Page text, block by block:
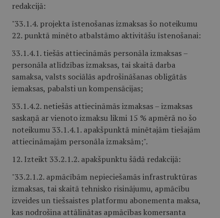
redakcijā:
"33.1.4. projekta īstenošanas izmaksas šo noteikumu
22. punktā minēto atbalstāmo aktivitāšu īstenošanai:
33.1.4.1. tiešās attiecināmās personāla izmaksas –
personāla atlīdzības izmaksas, tai skaitā darba
samaksa, valsts sociālās apdrošināšanas obligātās
iemaksas, pabalsti un kompensācijas;
33.1.4.2. netiešās attiecināmās izmaksas – izmaksas
saskaņā ar vienoto izmaksu likmi 15 % apmērā no šo
noteikumu 33.1.4.1. apakšpunktā minētajām tiešajām
attiecināmajām personāla izmaksām;".
12. Izteikt 33.2.1.2. apakšpunktu šādā redakcijā:
"33.2.1.2. apmācībām nepieciešamās infrastruktūras
izmaksas, tai skaitā tehnisko risinājumu, apmācību
izveides un tiešsaistes platformu abonementa maksa,
kas nodrošina attālinātas apmācības komersanta